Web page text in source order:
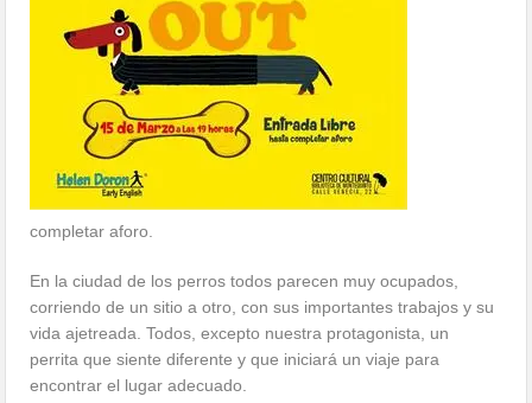
completar aforo.
En la ciudad de los perros todos parecen muy ocupados,
corriendo de un sitio a otro, con sus importantes trabajos y su
vida ajetreada. Todos, excepto nuestra protagonista, un
perrita que siente diferente y que iniciará un viaje para
encontrar el lugar adecuado.